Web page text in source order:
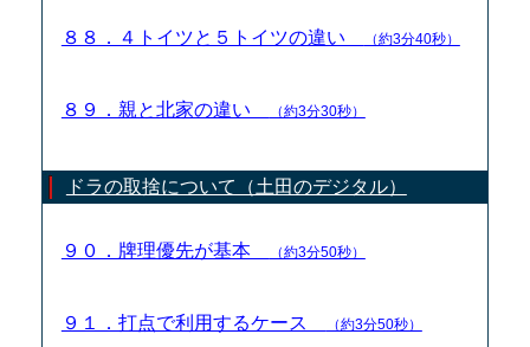
８８．４トイツと５トイツの違い （約3分40秒）
８９．親と北家の違い （約3分30秒）
ドラの取捨について（土田のデジタル）
９０．牌理優先が基本 （約3分50秒）
９１．打点で利用するケース （約3分50秒）